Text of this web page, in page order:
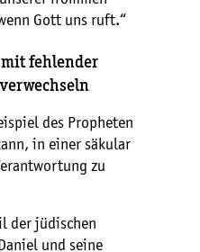
Gott uns ruft.“
fehlender
des Propheten
in einer säkular
zu
der jüdischen
und seine